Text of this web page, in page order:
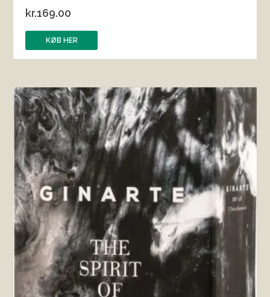
kr.169.00
KØB HER